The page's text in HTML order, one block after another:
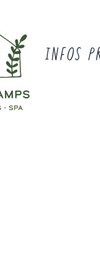
INFOS